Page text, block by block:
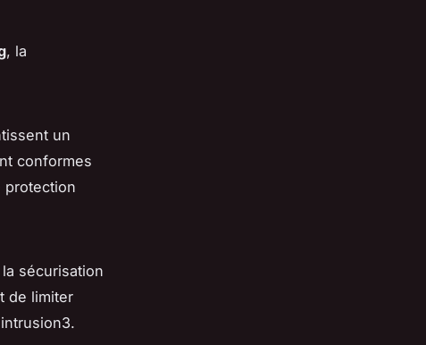
, la
un
conformes
protection
sécurisation
de limiter